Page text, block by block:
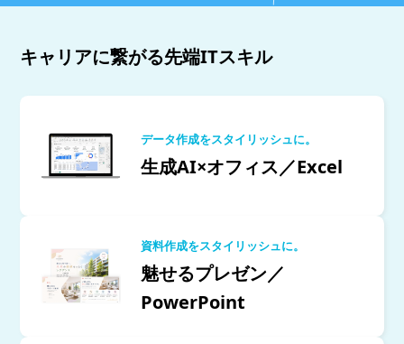
キャリアに繋がる先端ITスキル
データ作成をスタイリッシュに。
生成AI×オフィス／Excel
資料作成をスタイリッシュに。
魅せるプレゼン／
PowerPoint